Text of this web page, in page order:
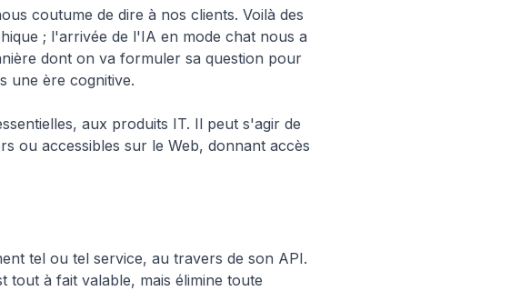
coutume de dire à nos clients. Voilà des
; l'arrivée de l'IA en mode chat nous a
dont on va formuler sa question pour
une ère cognitive.
aux produits IT. Il peut s'agir de
ou accessibles sur le Web, donnant accès
tel ou tel service, au travers de son API.
à fait valable, mais élimine toute